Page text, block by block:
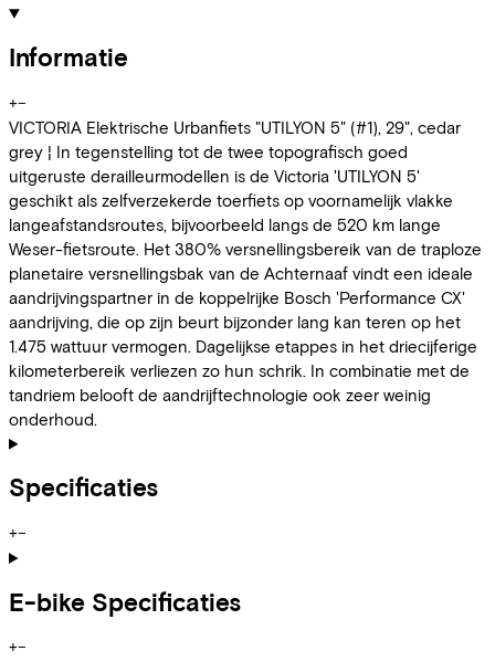
Informatie
+−
VICTORIA Elektrische Urbanfiets "UTILYON 5" (#1), 29", cedar
grey ¦ In tegenstelling tot de twee topografisch goed
uitgeruste derailleurmodellen is de Victoria 'UTILYON 5'
geschikt als zelfverzekerde toerfiets op voornamelijk vlakke
langeafstandsroutes, bijvoorbeeld langs de 520 km lange
Weser-fietsroute. Het 380% versnellingsbereik van de traploze
planetaire versnellingsbak van de Achternaaf vindt een ideale
aandrijvingspartner in de koppelrijke Bosch 'Performance CX'
aandrijving, die op zijn beurt bijzonder lang kan teren op het
1.475 wattuur vermogen. Dagelijkse etappes in het driecijferige
kilometerbereik verliezen zo hun schrik. In combinatie met de
tandriem belooft de aandrijftechnologie ook zeer weinig
onderhoud.
Specificaties
+−
E-bike Specificaties
+−